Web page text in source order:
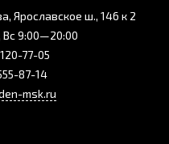
Ярославское ш., 146 к 2
9:00—20:00
77-05
87-14
msk.ru